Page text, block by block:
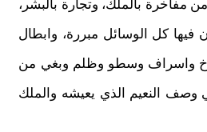
مفاخرة بالملك، وتجارة بالبشر،
كل الوسائل مبررة، وابطال
واسراف وسطو وظلم وبغي من
النعيم الذي يعيشه والملك